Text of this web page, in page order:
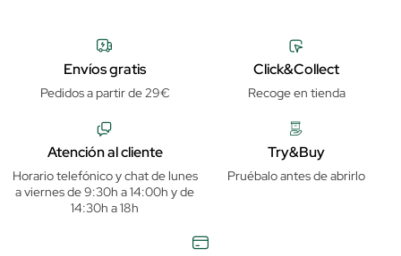
Envíos gratis
Pedidos a partir de 29€
Click&Collect
Recoge en tienda
Atención al cliente
Horario telefónico y chat de lunes
a viernes de 9:30h a 14:00h y de
14:30h a 18h
Try&Buy
Pruébalo antes de abrirlo